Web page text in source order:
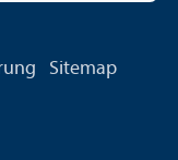
Sitemap